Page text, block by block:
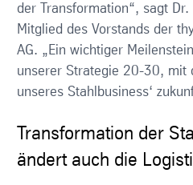
der Transformation“, sagt
Mitglied des Vorstands der
AG. „Ein wichtiger
unserer Strategie 20-30, mit
unseres Stahlbusiness‘
Transformation der
ändert auch die